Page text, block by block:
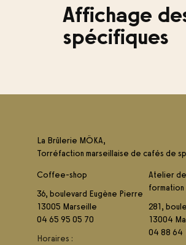
Affichage
spécifiques
La Brûlerie MÖKA,
Torréfaction marseillaise de cafés de
Coffee-shop
36, boulevard Eugène Pierre
13005 Marseille
04 65 95 05 70
Horaires :
Atelier
formation
281,
13004
04 88 64